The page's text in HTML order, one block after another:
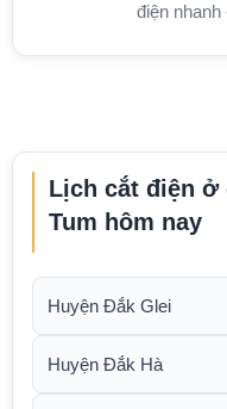
điện
Lịch cắt điện ở
Tum hôm nay
Huyện Đắk Glei
Huyện Đắk Hà